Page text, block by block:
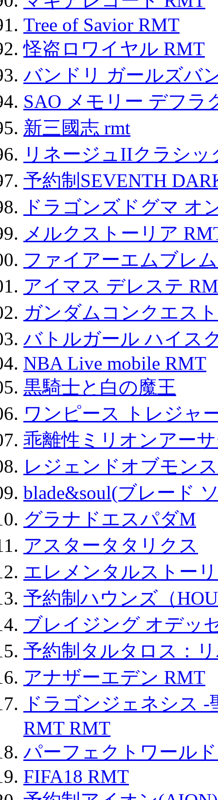
Tree of Savior RMT
怪盗ロワイヤル RMT
バンドリ ガールズバ
SAO メモリー デフラ
新三國志 rmt
リネージュIIクラシ
予約制SEVENTH
ドラゴンズドグマ オ
メルクストーリア
ファイアーエムブレ
アイマス デレステ
ガンダムコンクエスト
バトルガール ハイス
NBA Live mobile RMT
黒騎士と白の魔王
ワンピース トレジャ
乖離性ミリオンアー
レジェンドオブモン
blade&soul(ブレード
グラナドエスパダM
アスタータタリクス
エレメンタルストー
予約制ハウンズ（
ブレイジング オデッ
予約制タルタロス：
アナザーエデン RMT
ドラゴンジェネシス
RMT RMT
パーフェクトワール
FIFA18 RMT